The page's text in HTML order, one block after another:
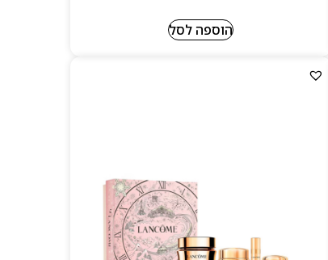
הוספה לסל